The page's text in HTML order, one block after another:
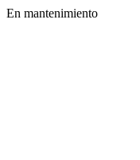
En mantenimiento